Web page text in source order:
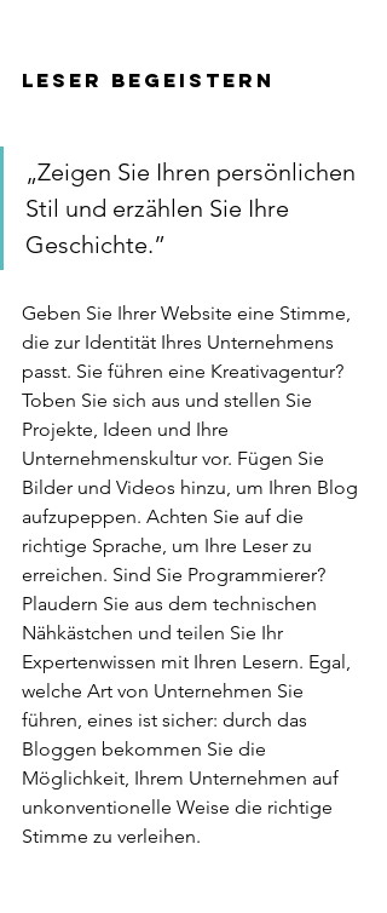
Leser begeistern
„Zeigen Sie Ihren persönlichen
Stil und erzählen Sie Ihre
Geschichte.”
Geben Sie Ihrer Website eine Stimme,
die zur Identität Ihres Unternehmens
passt. Sie führen eine Kreativagentur?
Toben Sie sich aus und stellen Sie
Projekte, Ideen und Ihre
Unternehmenskultur vor. Fügen Sie
Bilder und Videos hinzu, um Ihren Blog
aufzupeppen. Achten Sie auf die
richtige Sprache, um Ihre Leser zu
erreichen. Sind Sie Programmierer?
Plaudern Sie aus dem technischen
Nähkästchen und teilen Sie Ihr
Expertenwissen mit Ihren Lesern. Egal,
welche Art von Unternehmen Sie
führen, eines ist sicher: durch das
Bloggen bekommen Sie die
Möglichkeit, Ihrem Unternehmen auf
unkonventionelle Weise die richtige
Stimme zu verleihen.